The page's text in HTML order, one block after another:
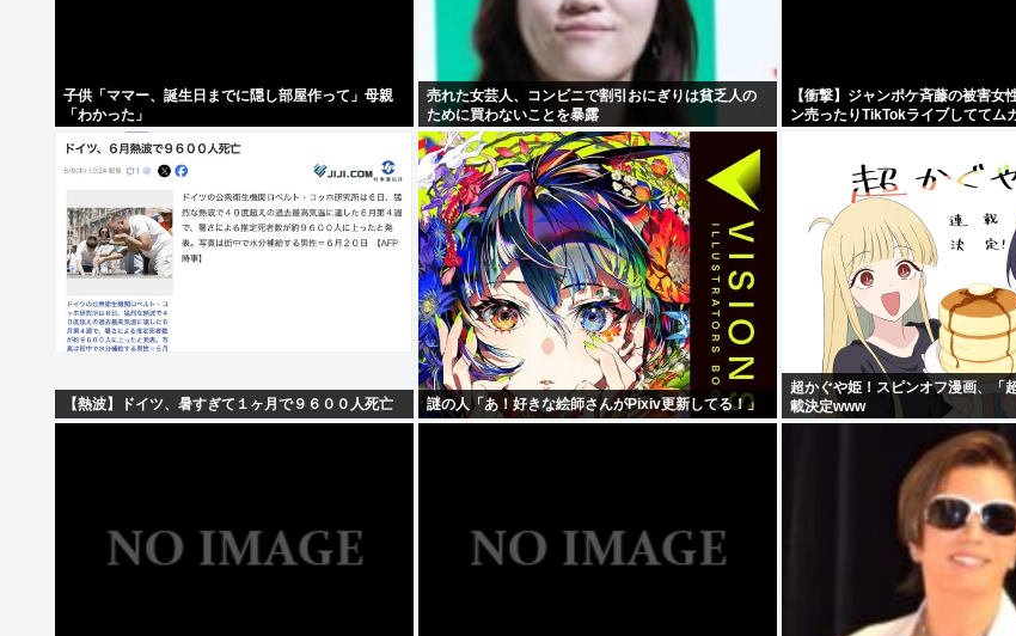
子供「ママー、誕生日までに隠し部屋作って」母親
「わかった」
売れた女芸人、コンビニで割引おにぎりは貧乏人の
ために買わないことを暴露
【衝撃】ジャンポケ斉藤の被害女
ン売ったりTikTokライブしててム
【熱波】ドイツ、暑すぎて１ヶ月で９６００人死亡 謎の人「あ！好きな絵師さんがPixiv更新してる！」
超かぐや姫！スピンオフ漫画、「
載決定www